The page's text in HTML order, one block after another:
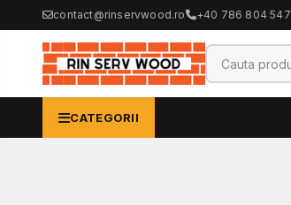
contact@rinservwood.ro +40 786 804 547
CATEGORII